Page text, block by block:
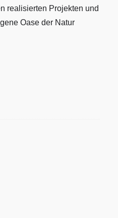
realisierten Projekten und
Oase der Natur